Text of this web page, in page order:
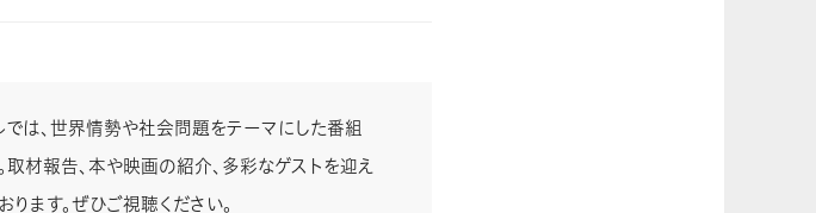
は、世界情勢や社会問題をテーマにした番組
取材報告、本や映画の紹介、多彩なゲストを迎え
ます。ぜひご視聴ください。